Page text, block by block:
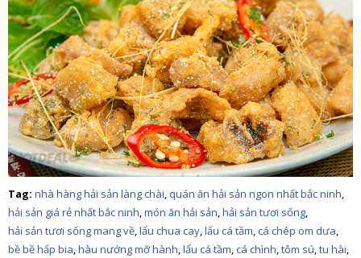
Tag: nhà hàng hải sản làng chài, quán ăn hải sản ngon nhất bắc ninh,
hải sản giá rẻ nhất bắc ninh,món ăn hải sản,hải sản tươi sống,
hải sản tươi sống mang về,lẩu chua cay,lẩu cá tầm, cá chép om dưa,
bề bề hấp bia,hàu nướng mỡ hành,lẩu cá tầm, cá chình,tôm sú,tu hài,